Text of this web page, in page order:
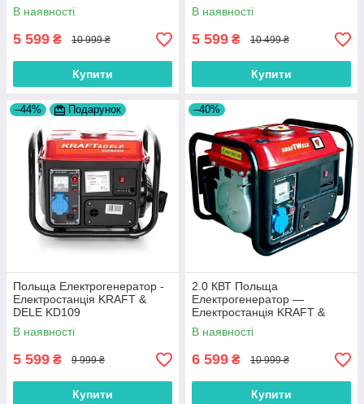
В наявності
5 599 ₴ 10 999 ₴
Купити
В наявності
5 599 ₴ 10 499 ₴
Купити
–44% Подарунок
Польща Електрогенератор -
Електростанція KRAFT &
DELE KD109
В наявності
5 599 ₴ 9 999 ₴
Купити
–40%
2.0 КВТ Польща
Електрогенератор —
Електростанція KRAFT &
DELE KD (Kraft welle) 2,0 КВТ
В наявності
6 599 ₴ 10 999 ₴
Купити